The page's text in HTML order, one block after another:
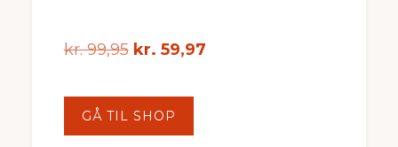
kr.99,95 Den
pris
var:
kr. 59,97Den
GÅ TIL SHOP